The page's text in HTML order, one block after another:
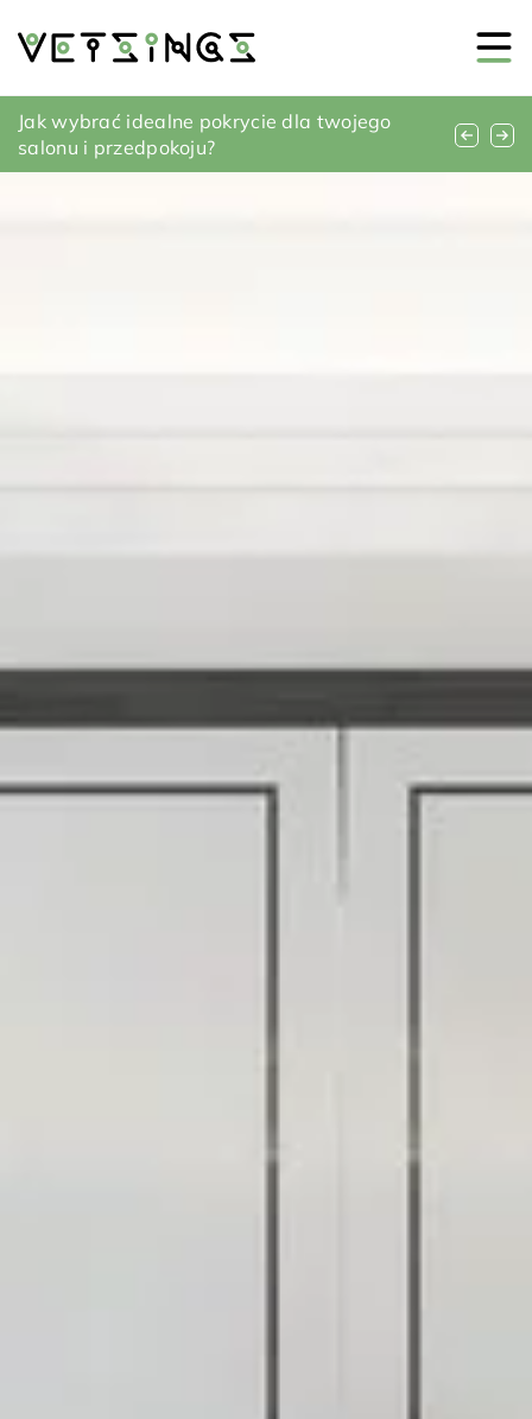
Czy instalacja inteligentnego systemu
nawadniania w ogrodzie jest opłacalna?
Jak wybrać idealne pokrycie dla twojego
salonu i przedpokoju?
Jak zakupić meble pasujące do wnętrza
sypialni – praktyczne porady